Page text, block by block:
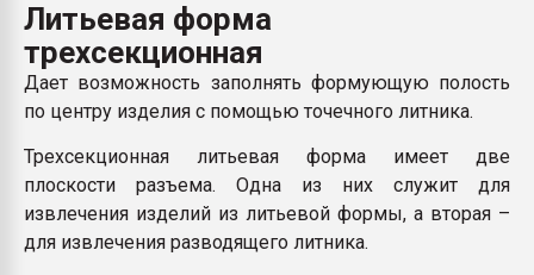
Литьевая форма
трехсекционная
Дает возможность заполнять формующую полость
по центру изделия с помощью точечного литника.
Трехсекционная литьевая форма имеет две
плоскости разъема. Одна из них служит для
извлечения изделий из литьевой формы, а вторая –
для извлечения разводящего литника.